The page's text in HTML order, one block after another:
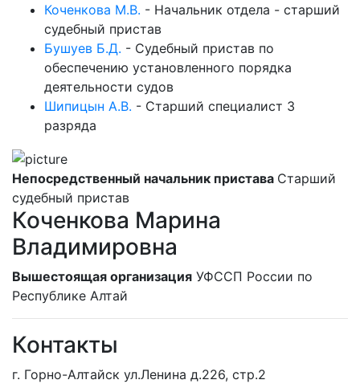
Коченкова М.В. - Начальник отдела - старший
судебный пристав
Бушуев Б.Д. - Судебный пристав по
обеспечению установленного порядка
деятельности судов
Шипицын А.В. - Старший специалист 3
разряда
Непосредственный начальник пристава Старший
судебный пристав
Коченкова Марина
Владимировна
Вышестоящая организация УФССП России по
Республике Алтай
Контакты
г. Горно-Алтайск ул.Ленина д.226, стр.2